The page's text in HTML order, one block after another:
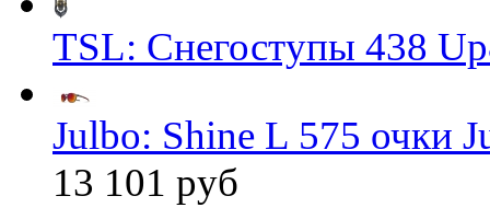
TSL: Снегоступы 438
Julbo: Shine L 575 очки
13 101 руб